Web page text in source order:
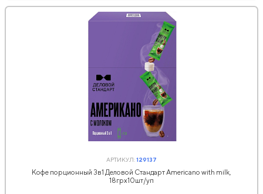
АРТИКУЛ:129137
Кофе порционный 3в1 Деловой Стандарт Americano with milk,
18грх10шт/уп